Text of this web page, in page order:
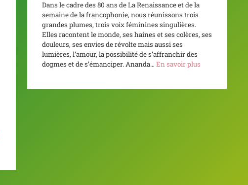
Dans le cadre des 80 ans de La Renaissance et de la
semaine de la francophonie, nous réunissons trois
grandes plumes, trois voix féminines singulières.
Elles racontent le monde, ses haines et ses colères, ses
douleurs, ses envies de révolte mais aussi ses
lumières, l’amour, la possibilité de s’affranchir des
dogmes et de s’émanciper. Ananda… En savoir plus